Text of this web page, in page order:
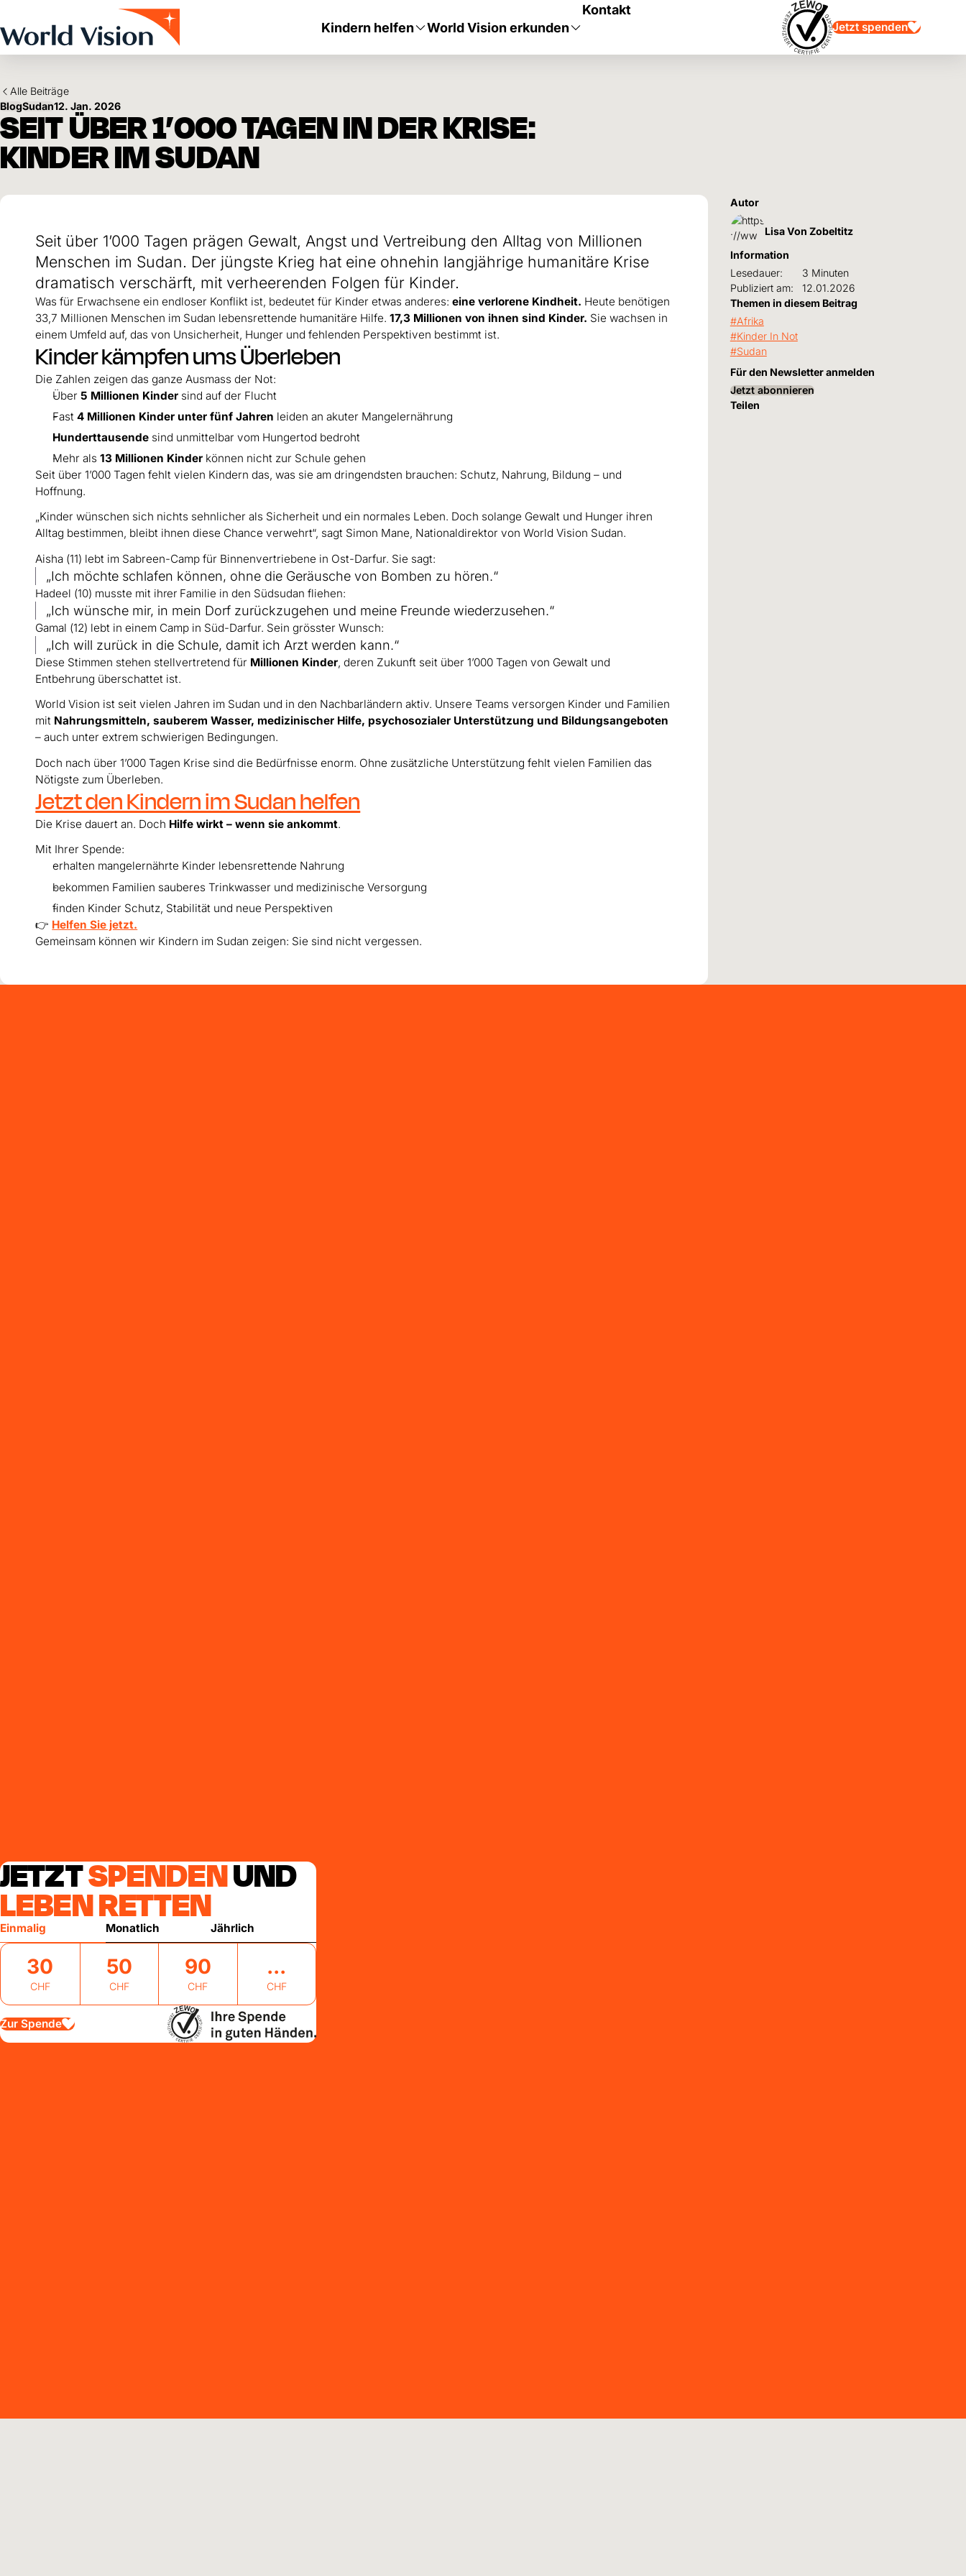
Kindern helfen World Vision erkunden
Kontakt
Jetzt spenden
Alle Beiträge
BlogSudan12. Jan. 2026
SEIT ÜBER 1’000 TAGEN IN DER KRISE:
KINDER IM SUDAN
Seit über 1’000 Tagen prägen Gewalt, Angst und Vertreibung den Alltag von Millionen
Menschen im Sudan. Der jüngste Krieg hat eine ohnehin langjährige humanitäre Krise
dramatisch verschärft, mit verheerenden Folgen für Kinder.
Was für Erwachsene ein endloser Konflikt ist, bedeutet für Kinder etwas anderes:eine verlorene Kindheit. Heute benötigen
33,7 Millionen Menschen im Sudan lebensrettende humanitäre Hilfe.17,3 Millionen von ihnen sind Kinder. Sie wachsen in
einem Umfeld auf, das von Unsicherheit, Hunger und fehlenden Perspektiven bestimmt ist.
Kinder kämpfen ums Überleben
Die Zahlen zeigen das ganze Ausmass der Not:
Über5 Millionen Kinder sind auf der Flucht
Fast4 Millionen Kinder unter fünf Jahren leiden an akuter Mangelernährung
Hunderttausende sind unmittelbar vom Hungertod bedroht
Mehr als13 Millionen Kinder können nicht zur Schule gehen
Seit über 1’000 Tagen fehlt vielen Kindern das, was sie am dringendsten brauchen: Schutz, Nahrung, Bildung – und
Hoffnung.
„Kinder wünschen sich nichts sehnlicher als Sicherheit und ein normales Leben. Doch solange Gewalt und Hunger ihren
Alltag bestimmen, bleibt ihnen diese Chance verwehrt“, sagt Simon Mane, Nationaldirektor von World Vision Sudan.
Aisha (11) lebt im Sabreen-Camp für Binnenvertriebene in Ost-Darfur. Sie sagt:
„Ich möchte schlafen können, ohne die Geräusche von Bomben zu hören.“
Hadeel (10) musste mit ihrer Familie in den Südsudan fliehen:
„Ich wünsche mir, in mein Dorf zurückzugehen und meine Freunde wiederzusehen.“
Gamal (12) lebt in einem Camp in Süd-Darfur. Sein grösster Wunsch:
„Ich will zurück in die Schule, damit ich Arzt werden kann.“
Diese Stimmen stehen stellvertretend für Millionen Kinder, deren Zukunft seit über 1’000 Tagen von Gewalt und
Entbehrung überschattet ist.
World Vision ist seit vielen Jahren im Sudan und in den Nachbarländern aktiv. Unsere Teams versorgen Kinder und Familien
mit Nahrungsmitteln, sauberem Wasser, medizinischer Hilfe, psychosozialer Unterstützung und Bildungsangeboten
– auch unter extrem schwierigen Bedingungen.
Doch nach über 1’000 Tagen Krise sind die Bedürfnisse enorm. Ohne zusätzliche Unterstützung fehlt vielen Familien das
Nötigste zum Überleben.
Jetzt den Kindern im Sudan helfen
Die Krise dauert an. Doch Hilfe wirkt – wenn sie ankommt.
Mit Ihrer Spende:
erhalten mangelernährte Kinder lebensrettende Nahrung
bekommen Familien sauberes Trinkwasser und medizinische Versorgung
finden Kinder Schutz, Stabilität und neue Perspektiven
👉 Helfen Sie jetzt.
Gemeinsam können wir Kindern im Sudan zeigen: Sie sind nicht vergessen.
Autor
Lisa Von Zobeltitz
Information
Lesedauer:
3 Minuten
Publiziert am:
12.01.2026
Themen in diesem Beitrag
Afrika
Kinder In Not
Sudan
Für den Newsletter anmelden
Jetzt abonnieren
Teilen
JETZTSPENDENUND
LEBEN RETTEN
Einmalig Monatlich Jährlich
30
CHF
50
CHF
90
CHF CHF
Zur Spende